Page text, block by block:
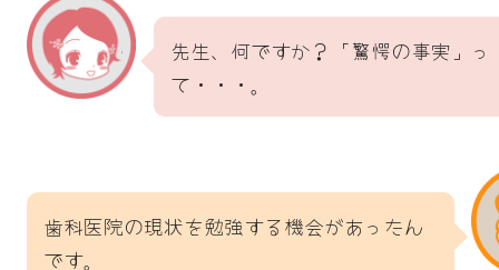
先生、何ですか？「驚愕の事実」っ
て・・・。
歯科医院の現状を勉強する機会があったん
です。